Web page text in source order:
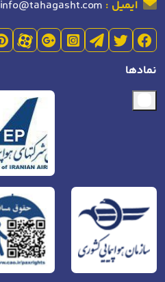
ایمیل : info@tahagasht.com
نمادها